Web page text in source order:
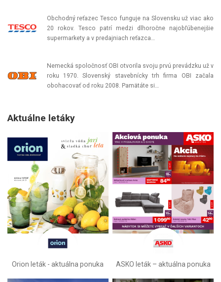
Obchodný reťazec Tesco funguje na Slovensku už viac ako
20 rokov. Tesco patrí medzi dlhoročne najobľúbenejšie
supermarkety a v predajniach reťazca…
Nemecká spoločnosť OBI otvorila svoju prvú prevádzku už v
roku 1970. Slovenský stavebnícky trh firma OBI začala
obohacovať od roku 2008. Pamätáte si…
Aktuálne letáky
Orion leták - aktuálna ponuka ASKO leták – aktuálna ponuka